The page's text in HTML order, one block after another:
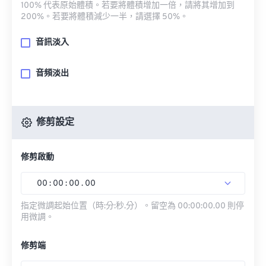
100% 代表原始體積。若要將體積增加一倍，請將其增加到
200%。若要將體積減少一半，請選擇 50%。
音訊淡入
音頻淡出
修剪設定
修剪啟動
00 : 00 : 00 . 00
指定微調起始位置（時:分:秒.分）。留空為 00:00:00.00 則停
用微調。
修剪端